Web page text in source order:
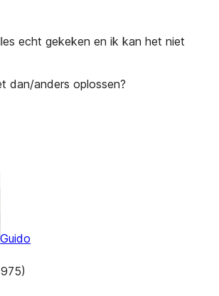
echt gekeken en ik kan het niet
dan/anders oplossen?
Guido